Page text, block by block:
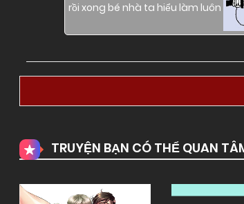
rồi xong bé nhà ta hiểu làm luôn
TRUYỆN BẠN CÓ THỂ QUAN